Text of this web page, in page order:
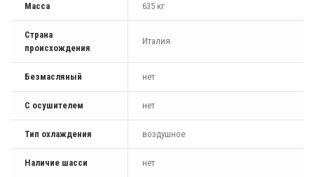
Масса 635 кг
Страна
происхождения
Италия
Безмасляный нет
С осушителем нет
Тип охлаждения воздушное
Наличие шасси нет